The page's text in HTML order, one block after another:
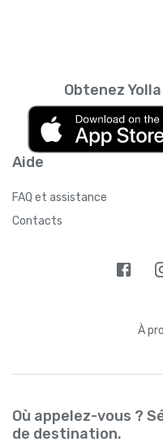
Aide
FAQ et assistance
Contacts
Obtenez
À
Où appelez-vous ?
de destination.